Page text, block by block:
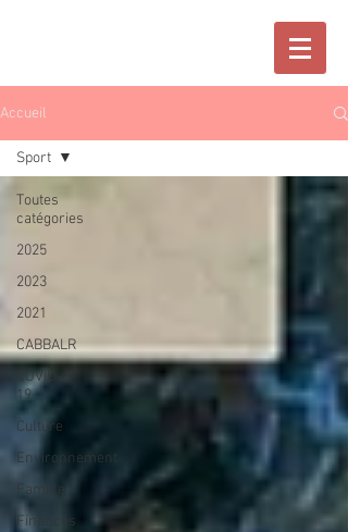
Accueil
Toutes
catégories
2025
2023
2021
CABBALR
COVID-
19
Culture
Environnement
Famille
Finances
Sport